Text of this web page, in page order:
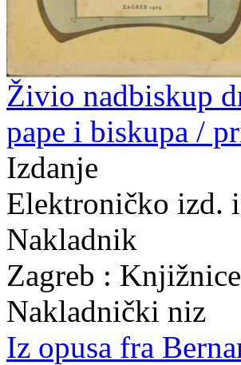
Živio nadbiskup
pape i biskupa /
Izdanje
Elektroničko izd.
Nakladnik
Zagreb :
Nakladnički niz
Iz opusa fra